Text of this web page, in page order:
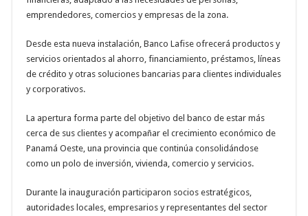
emprendedores, comercios y empresas de la zona.
Desde esta nueva instalación, Banco Lafise ofrecerá productos y
servicios orientados al ahorro, financiamiento, préstamos, líneas
de crédito y otras soluciones bancarias para clientes individuales
y corporativos.
La apertura forma parte del objetivo del banco de estar más
cerca de sus clientes y acompañar el crecimiento económico de
Panamá Oeste, una provincia que continúa consolidándose
como un polo de inversión, vivienda, comercio y servicios.
Durante la inauguración participaron socios estratégicos,
autoridades locales, empresarios y representantes del sector